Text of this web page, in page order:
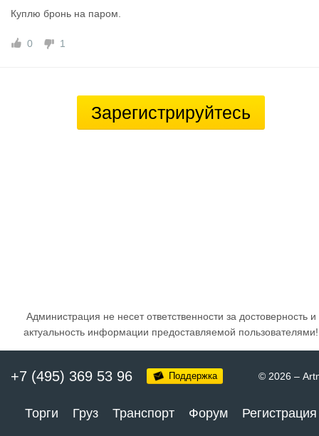
Куплю бронь на паром.
0 1
Зарегистрируйтесь
Администрация не несет ответственности за достоверность и
актуальность информации предоставляемой пользователями!
+7 (495) 369 53 96 Поддержка © 2026 –
Торги Груз Транспорт Форум Регистрация